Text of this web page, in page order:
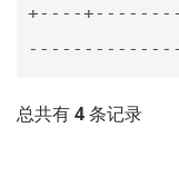
+----
总共有4条记录